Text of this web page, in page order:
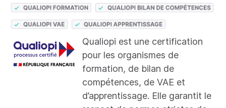
Qualiopi est une certification
pour les organismes de
formation, de bilan de
compétences, de VAE et
d’apprentissage. Elle garantit le